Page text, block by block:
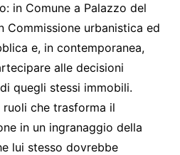
in Comune a Palazzo del
Commissione urbanistica ed
e, in contemporanea,
alle decisioni
quegli stessi immobili.
che trasforma il
in un ingranaggio della
lui stesso dovrebbe